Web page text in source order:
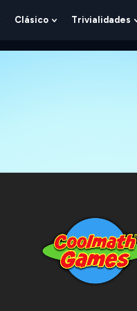
Show
Clásico
Show
For
Trivialidades